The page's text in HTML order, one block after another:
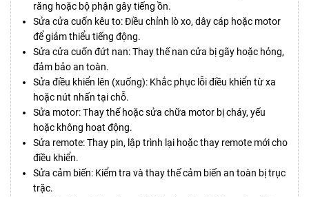
răng hoặc bộ phận gây tiếng ồn.
Sửa cửa cuốn kêu to: Điều chỉnh lò xo, dây cáp hoặc motor
để giảm thiểu tiếng động.
Sửa cửa cuốn đứt nan: Thay thế nan cửa bị gãy hoặc hỏng,
đảm bảo an toàn.
Sửa điều khiển lên (xuống): Khắc phục lỗi điều khiển từ xa
hoặc nút nhấn tại chỗ.
Sửa motor: Thay thế hoặc sửa chữa motor bị cháy, yếu
hoặc không hoạt động.
Sửa remote: Thay pin, lập trình lại hoặc thay remote mới cho
điều khiển.
Sửa cảm biến: Kiểm tra và thay thế cảm biến an toàn bị trục
trặc.